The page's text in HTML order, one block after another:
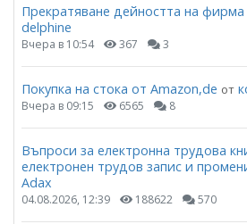
Прекратяване дейността на
delphine
Вчера в 10:54 367 3
Покупка на стока от Amazon,de от
Вчера в 09:15 6565 8
Въпроси за електронна трудова
електронен трудов запис и
Adax
04.08.2026, 12:39 188622 570